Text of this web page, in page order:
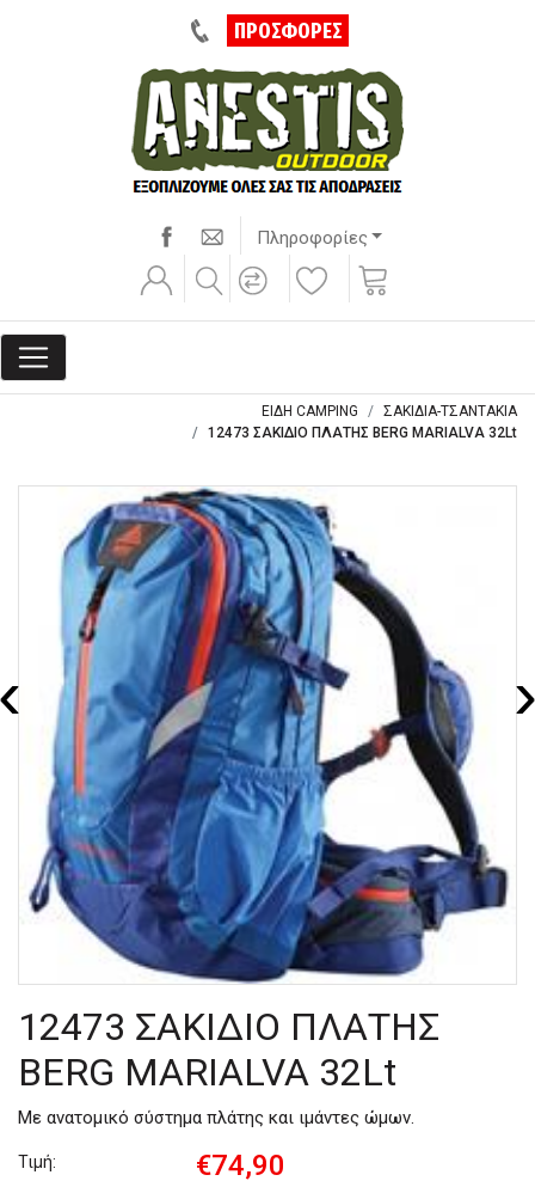
ΠΡΟΣΦΟΡΕΣ
Πληροφορίες
ΕΙΔΗ CAMPING
ΣΑΚΙΔΙΑ-ΤΣΑΝΤΑΚΙΑ
12473 ΣΑΚΙΔΙΟ ΠΛΑΤΗΣ BERG MARIALVA 32Lt
12473 ΣΑΚΙΔΙΟ ΠΛΑΤΗΣ
BERG MARIALVA 32Lt
Με ανατομικό σύστημα πλάτης και ιμάντες ώμων.
Τιμή: €74,90